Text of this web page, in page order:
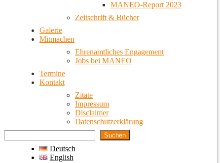
MANEO-Report 2023
Zeitschrift & Bücher
Galerie
Mitmachen
Ehrenamtliches Engagement
Jobs bei MANEO
Termine
Kontakt
Zitate
Impressum
Disclaimer
Datenschutzerklärung
Suchen
Deutsch
English